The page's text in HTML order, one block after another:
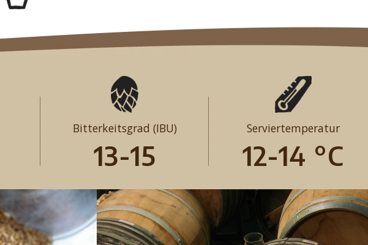
Bitterkeitsgrad (IBU)
13-15
Serviertemperatur
12-14 °C